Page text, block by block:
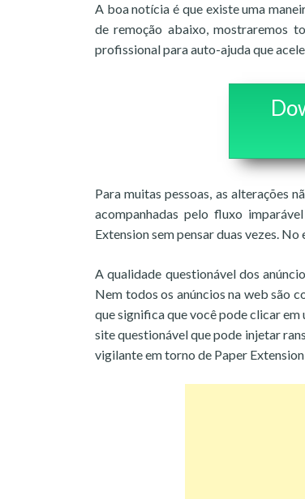
A boa notícia é que existe uma
de remoção abaixo, mostraremos
profissional para auto-ajuda que
Para muitas pessoas, as alterações
acompanhadas pelo fluxo
Extension sem pensar duas vezes.
A qualidade questionável dos
Nem todos os anúncios na web são
que significa que você pode clicar
site questionável que pode injetar
vigilante em torno de Paper